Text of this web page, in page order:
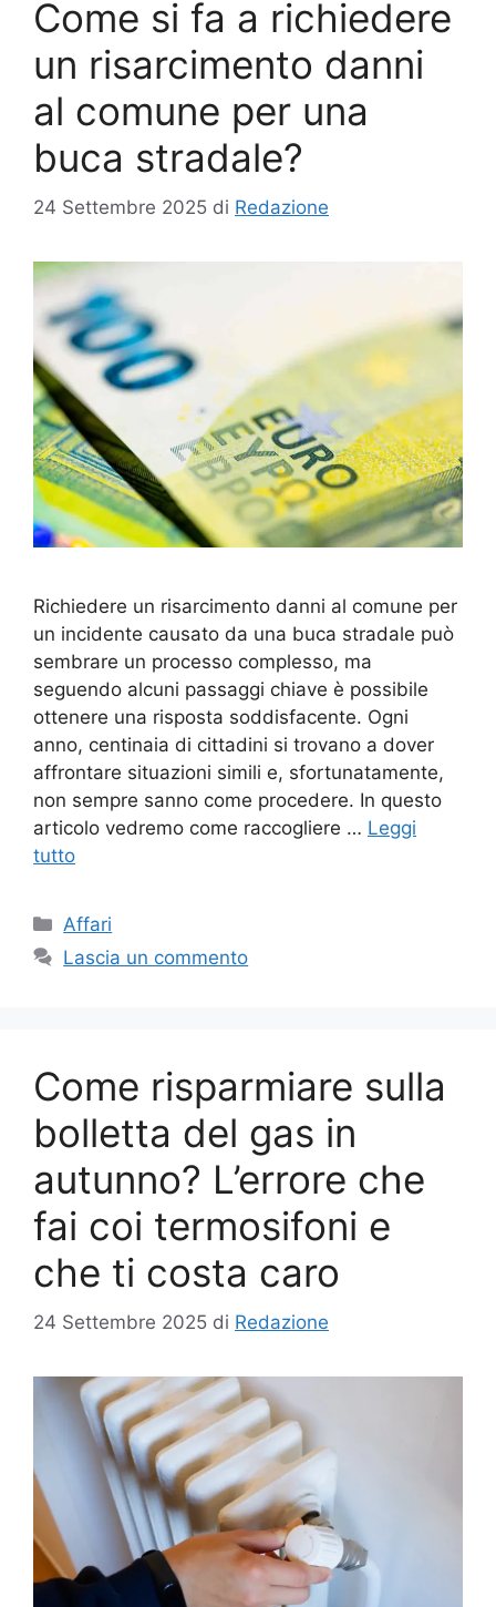
Come si fa a richiedere
un risarcimento danni
al comune per una
buca stradale?
24 Settembre 2025 di Redazione
Richiedere un risarcimento danni al comune per
un incidente causato da una buca stradale può
sembrare un processo complesso, ma
seguendo alcuni passaggi chiave è possibile
ottenere una risposta soddisfacente. Ogni
anno, centinaia di cittadini si trovano a dover
affrontare situazioni simili e, sfortunatamente,
non sempre sanno come procedere. In questo
articolo vedremo come raccogliere … Leggi
tutto
Categorie
Affari
Lascia un commento
Come risparmiare sulla
bolletta del gas in
autunno? L’errore che
fai coi termosifoni e
che ti costa caro
24 Settembre 2025 di Redazione